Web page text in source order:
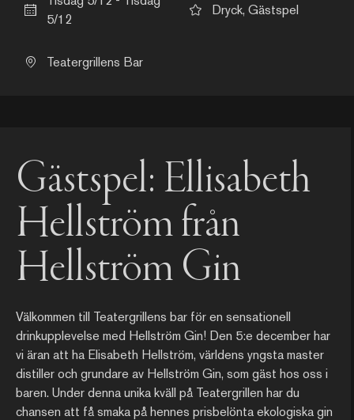
Gästspel: Ellisabeth
Hellström från
Hellström Gin
Välkommen till Teatergrillens bar för en sensationell
drinkupplevelse med Hellström Gin! Den 5:e december har
vi äran att ha Elisabeth Hellström, världens yngsta master
distiller och grundare av Hellström Gin, som gäst hos oss i
baren. Under denna unika kväll på Teatergrillen har du
chansen att få smaka på hennes prisbelönta ekologiska gin
5/12
Dryck, Gästspel
Teatergrillens Bar